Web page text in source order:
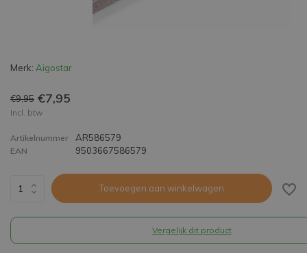
Merk: Aigostar
€9,95 €7,95
Incl. btw
Artikelnummer AR586579
EAN 9503667586579
Toevoegen aan winkelwagen
Vergelijk dit product